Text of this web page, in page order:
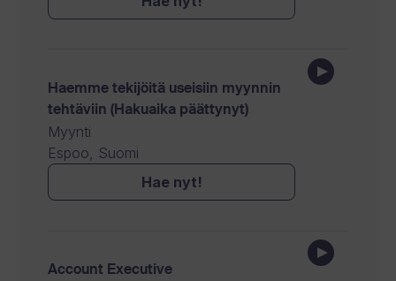
Haemme tekijöitä useisiin myynnin
tehtäviin (Hakuaika päättynyt)
Myynti
Espoo, Suomi
Hae nyt!
Account Executive